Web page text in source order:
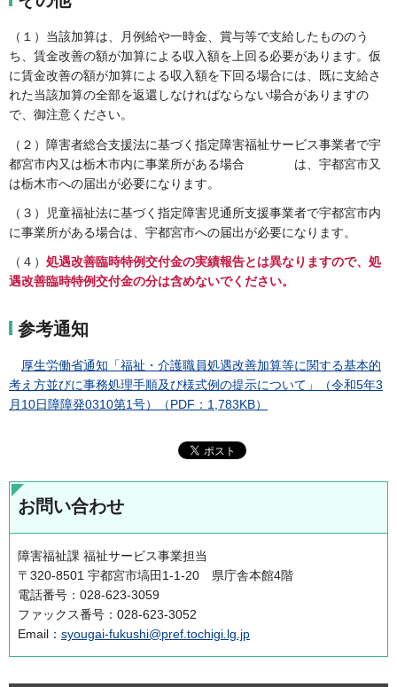
（１）当該加算は、月例給や一時金、賞与等で支給したもののう
ち、賃金改善の額が加算による収入額を上回る必要があります。仮
に賃金改善の額が加算による収入額を下回る場合には、既に支給さ
れた当該加算の全部を返還しなければならない場合がありますの
で、御注意ください。
（２）障害者総合支援法に基づく指定障害福祉サービス事業者で宇
都宮市内又は栃木市内に事業所がある場合 は、宇都宮市又
は栃木市への届出が必要になります。
（３）児童福祉法に基づく指定障害児通所支援事業者で宇都宮市内
に事業所がある場合は、宇都宮市への届出が必要になります。
（４） 処遇改善臨時特例交付金の実績報告とは異なりますので、処
遇改善臨時特例交付金の分は含めないでください。
参考通知
厚生労働省通知「福祉・介護職員処遇改善加算等に関する基本的
考え方並びに事務処理手順及び様式例の提示について」（令和5年3
月10日障障発0310第1号）（PDF：1,783KB）
お問い合わせ
障害福祉課 福祉サービス事業担当
〒320-8501 宇都宮市塙田1-1-20 県庁舎本館4階
電話番号：028-623-3059
ファックス番号：028-623-3052
Email： syougai-fukushi@pref.tochigi.lg.jp